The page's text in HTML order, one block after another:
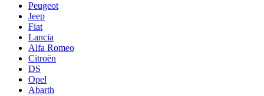
Peugeot
Jeep
Fiat
Lancia
Alfa Romeo
Citroën
DS
Opel
Abarth